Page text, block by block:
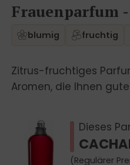
Frauenparfum
blumig fruchtig
Zitrus-fruchtiges
Aromen, die Ihnen
Dieses
(Regulärer